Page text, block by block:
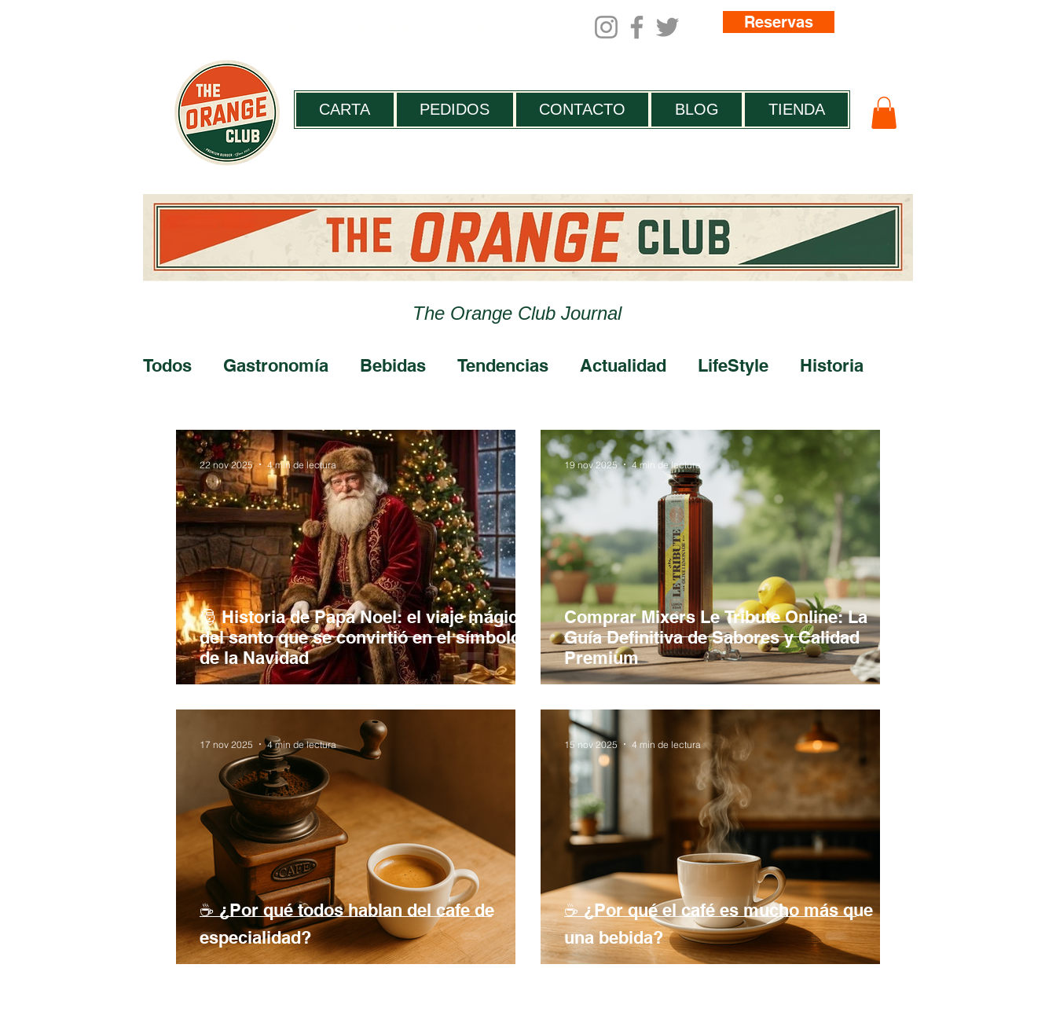
Reservas
CARTA PEDIDOS CONTACTO BLOG TIENDA
The Orange Club Journal
Todos Gastronomía Bebidas Tendencias Actualidad LifeStyle Historia
Ciencia Viajes
🎅 Historia de Papa Noel: el viaje mágico
del santo que se convirtió en el símbolo
de la Navidad
22 nov 2025 4 min de lectura
Comprar Mixers Le Tribute Online: La
Guía Definitiva de Sabores y Calidad
Premium
19 nov 2025 4 min de lectura
☕ ¿Por qué todos hablan del cafe de
especialidad?
17 nov 2025 4 min de lectura
☕ ¿Por qué el café es mucho más que
una bebida?
15 nov 2025 4 min de lectura